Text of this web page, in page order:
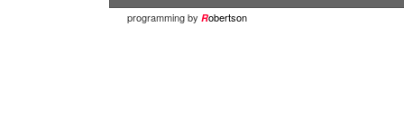
programming by Robertson